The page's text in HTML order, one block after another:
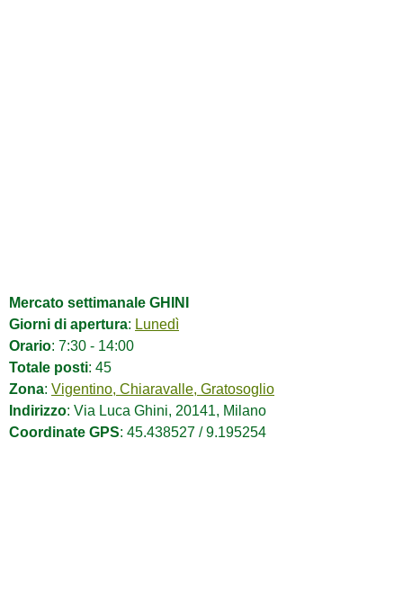
Mercato settimanale GHINI
Giorni di apertura: Lunedì
Orario: 7:30 - 14:00
Totale posti: 45
Zona: Vigentino, Chiaravalle, Gratosoglio
Indirizzo: Via Luca Ghini, 20141, Milano
Coordinate GPS: 45.438527 / 9.195254